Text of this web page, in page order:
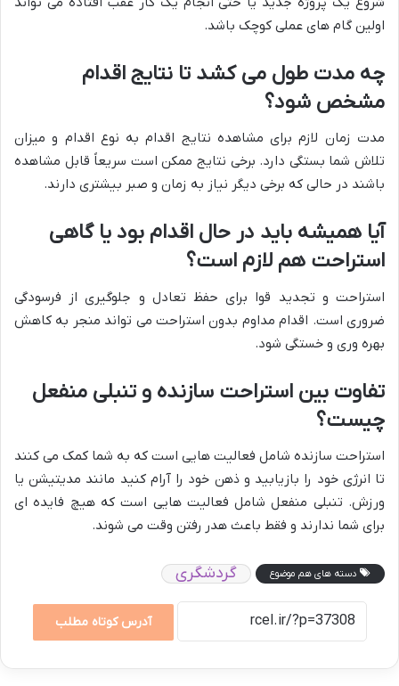
اولین گام های عملی کوچک باشد.
چه مدت طول می کشد تا نتایج اقدام
مشخص شود؟
مدت زمان لازم برای مشاهده نتایج اقدام به نوع اقدام و میزان
تلاش شما بستگی دارد. برخی نتایج ممکن است سریعاً قابل مشاهده
باشند در حالی که برخی دیگر نیاز به زمان و صبر بیشتری دارند.
آیا همیشه باید در حال اقدام بود یا گاهی
استراحت هم لازم است؟
استراحت و تجدید قوا برای حفظ تعادل و جلوگیری از فرسودگی
ضروری است. اقدام مداوم بدون استراحت می تواند منجر به کاهش
بهره وری و خستگی شود.
تفاوت بین استراحت سازنده و تنبلی منفعل
چیست؟
استراحت سازنده شامل فعالیت هایی است که به شما کمک می کنند
تا انرژی خود را بازیابید و ذهن خود را آرام کنید مانند مدیتیشن یا
ورزش. تنبلی منفعل شامل فعالیت هایی است که هیچ فایده ای
برای شما ندارند و فقط باعث هدر رفتن وقت می شوند.
دسته های هم موضوع گردشگری
آدرس کوتاه مطلب